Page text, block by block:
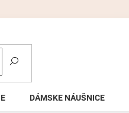
DÁMSKE NÁUŠNICE